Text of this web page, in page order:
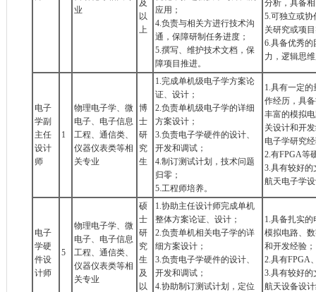
业
及
以
上
应用；
4.负责与相关方进行技术沟
通，保障研制任务进度；
5.撰写、维护技术文档，保
障项目推进。
分析，具备
5.可独立或
关研究或项
6.具备优秀
力，逻辑思
电子
学副
主任
设计
师
1
物理电子学、微
电子、电子信息
工程、通信类、
仪器仪表类等相
关专业
博
士
研
究
生
1.完成单机级电子学方案论
证、设计；
2.负责单机级电子学的详细
方案设计；
3.负责电子学硬件的设计、
开发和调试；
4.制订测试计划，技术问题
归零；
5.工程师培养。
1.具有一定
作经历，具
丰富的模拟
关设计和开
电子学研究
2.有FPGA等
3.具有较好
航天电子学
电子
学硬
件设
计师
5
物理电子学、微
电子、电子信息
工程、通信类、
仪器仪表类等相
关专业
硕
士
研
究
生
及
以
1.协助主任设计师完成单机
整体方案论证、设计；
2.负责单机相关电子学的详
细方案设计；
3.负责电子学硬件的设计、
开发和调试；
4.协助制订测试计划，定位
1.具备扎实
模拟电路、
和开发经验；
2.具有FPGA
3.具有较好
航天设备设